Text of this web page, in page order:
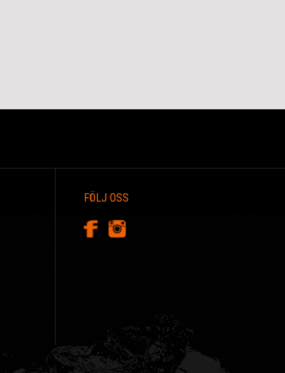
FÖLJ OSS